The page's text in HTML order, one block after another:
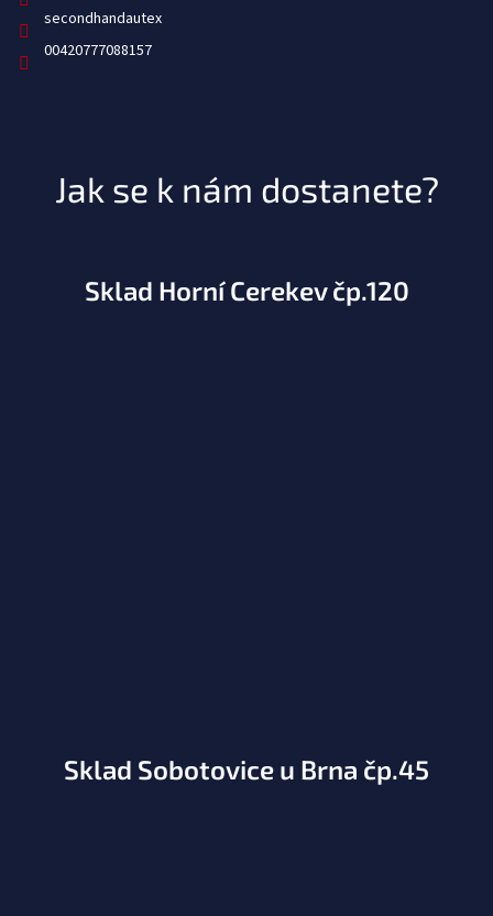
secondhandautex
00420777088157
Jak se k nám dostanete?
Sklad Horní Cerekev čp.120
Sklad Sobotovice u Brna čp.45